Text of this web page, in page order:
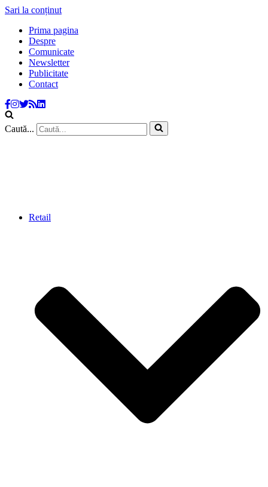
Sari la conținut
Prima pagina
Despre
Comunicate
Newsletter
Publicitate
Contact
Caută...
Retail